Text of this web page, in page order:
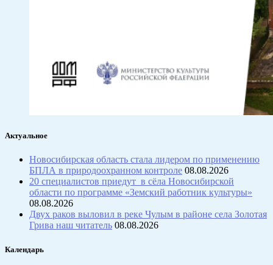
Актуальное
Новосибирская область стала лидером по применению
БПЛА в природоохранном контроле 08.08.2026
20 специалистов приедут в сёла Новосибирской
области по программе «Земский работник культуры»
08.08.2026
Двух раков выловил в реке Чулым в районе села Золотая
Грива наш читатель 08.08.2026
Календарь